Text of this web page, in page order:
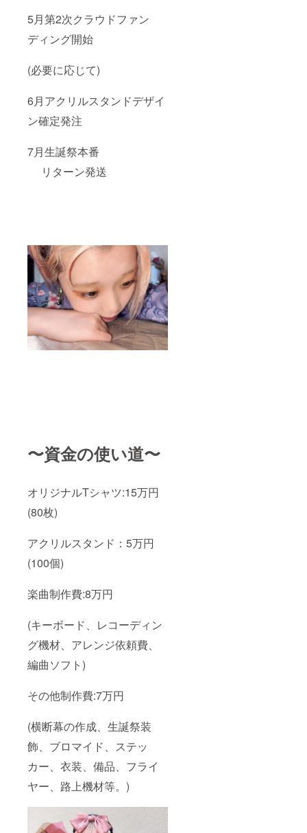
5月第2次クラウドファン
ディング開始
(必要に応じて)
6月アクリルスタンドデザイ
ン確定発注
7月生誕祭本番
リターン発送
〜資金の使い道〜
オリジナルTシャツ:15万円
(80枚)
アクリルスタンド：5万円
(100個)
楽曲制作費:8万円
(キーボード、レコーディン
グ機材、アレンジ依頼費、
編曲ソフト)
その他制作費:7万円
(横断幕の作成、生誕祭装
飾、ブロマイド、ステッ
カー、衣装、備品、フライ
ヤー、路上機材等。)